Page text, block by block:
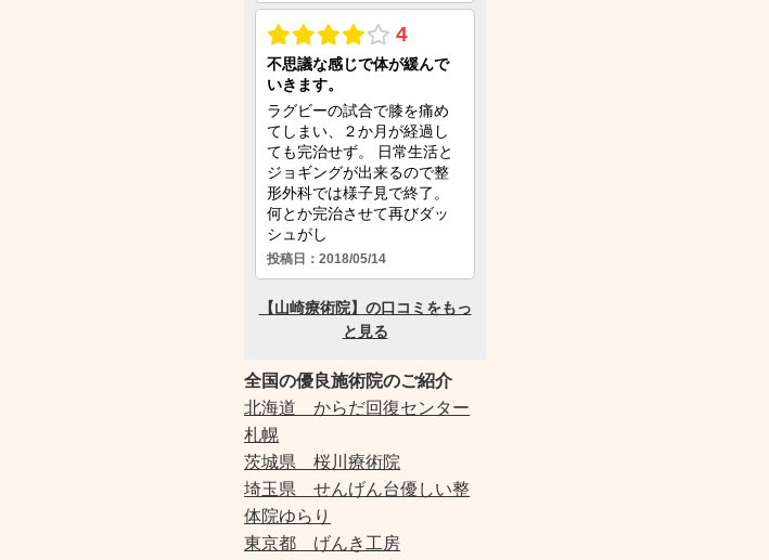
全国の優良施術院のご紹介
北海道 からだ回復センター
札幌
茨城県 桜川療術院
埼玉県 せんげん台優しい整
体院ゆらり
東京都 げんき工房